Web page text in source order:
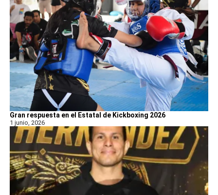
Gran respuesta en el Estatal de Kickboxing 2026
1 junio, 2026